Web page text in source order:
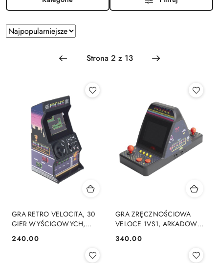
Zastosowano sortowanie: Najpopularniejsze.
Sortuj
według
GRA RETRO VELOCITA, 30
GIER WYŚCIGOWYCH,
SAMOCHODY, ARCADE,
LATA 80 90
Cena:
240.00
GRA ZRĘCZNOŚCIOWA
VELOCE 1VS1, ARKADOWA,
DLA DZIECI, POJEDYNEK,
PREZENT
Cena:
340.00